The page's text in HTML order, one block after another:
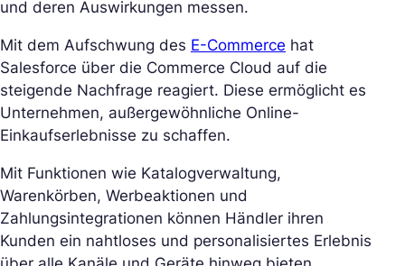
und deren Auswirkungen messen.
Mit dem Aufschwung des E-Commerce hat
Salesforce über die Commerce Cloud auf die
steigende Nachfrage reagiert. Diese ermöglicht es
Unternehmen, außergewöhnliche Online-
Einkaufserlebnisse zu schaffen.
Mit Funktionen wie Katalogverwaltung,
Warenkörben, Werbeaktionen und
Zahlungsintegrationen können Händler ihren
Kunden ein nahtloses und personalisiertes Erlebnis